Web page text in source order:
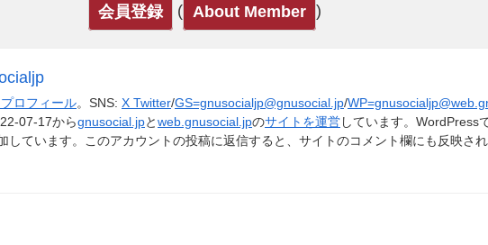
会員登録 ( About Member )
ロフィール。SNS: X Twitter/GS=gnusocialjp@gnusocial.jp/
07-17からgnusocial.jpとweb.gnusocial.jpのサイトを運営しています。WordPress
しています。このアカウントの投稿に返信すると、サイトのコメント欄にも反映され